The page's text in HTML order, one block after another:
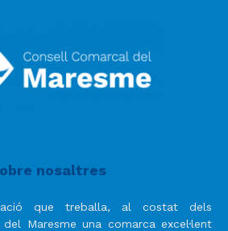
nosaltres
que treballa, al costat dels
Maresme una comarca excel·lent